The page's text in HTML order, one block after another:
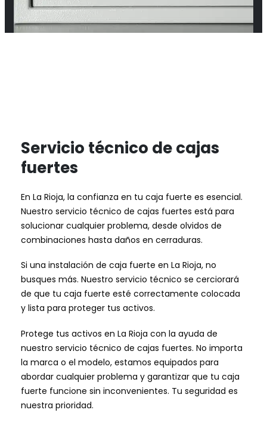
Servicio técnico de cajas
fuertes
En La Rioja, la confianza en tu caja fuerte es esencial.
Nuestro servicio técnico de cajas fuertes está para
solucionar cualquier problema, desde olvidos de
combinaciones hasta daños en cerraduras.
Si una instalación de caja fuerte en La Rioja, no
busques más. Nuestro servicio técnico se cerciorará
de que tu caja fuerte esté correctamente colocada
y lista para proteger tus activos.
Protege tus activos en La Rioja con la ayuda de
nuestro servicio técnico de cajas fuertes. No importa
la marca o el modelo, estamos equipados para
abordar cualquier problema y garantizar que tu caja
fuerte funcione sin inconvenientes. Tu seguridad es
nuestra prioridad.